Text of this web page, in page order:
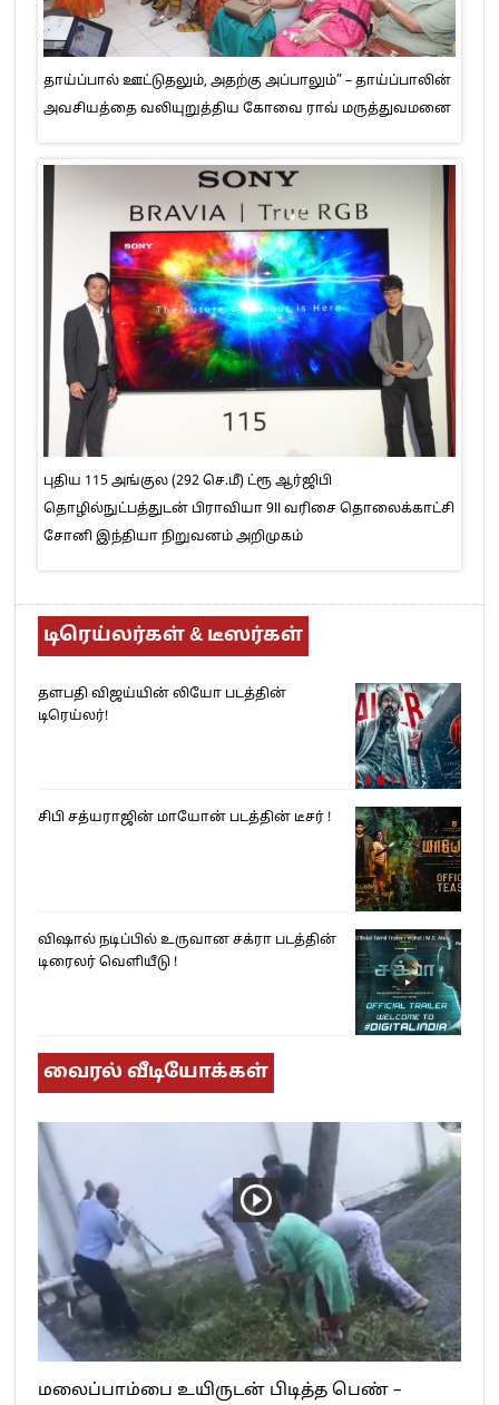
தாய்ப்பால் ஊட்டுதலும், அதற்கு அப்பாலும்” – தாய்ப்பாலின்
அவசியத்தை வலியுறுத்திய கோவை ராவ் மருத்துவமனை
புதிய 115 அங்குல (292 செ.மீ) ட்ரூ ஆர்ஜிபி
தொழில்நுட்பத்துடன் பிராவியா 9II வரிசை தொலைக்காட்சி
சோனி இந்தியா நிறுவனம் அறிமுகம்
டிரெய்லர்கள் & டீஸர்கள்
தளபதி விஜய்யின் லியோ படத்தின்
டிரெய்லர்!
சிபி சத்யராஜின் மாயோன் படத்தின் டீசர் !
விஷால் நடிப்பில் உருவான சக்ரா படத்தின்
டிரைலர் வெளியீடு !
வைரல் வீடியோக்கள்
மலைப்பாம்பை உயிருடன் பிடித்த பெண் –